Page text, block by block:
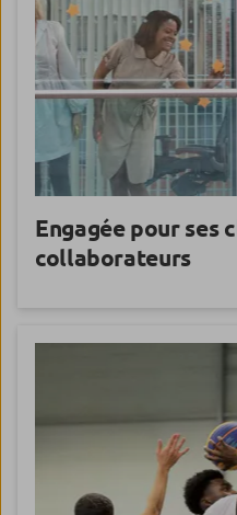
Engagée pour ses
collaborateurs